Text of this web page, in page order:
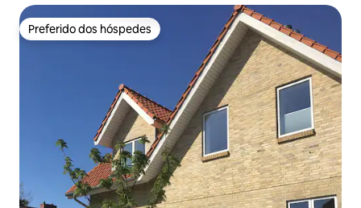
Preferido dos hóspedes
Preferido dos hóspedes